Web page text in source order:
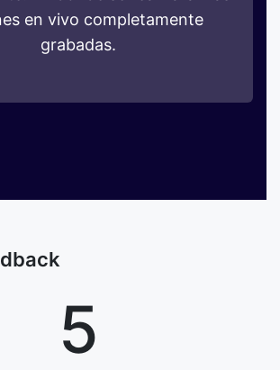
en vivo completamente
grabadas.
5